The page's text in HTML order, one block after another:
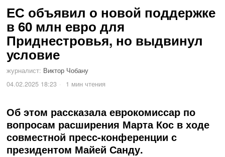
ЕС объявил о новой поддержке
в 60 млн евро для
Приднестровья, но выдвинул
условие
журналист: Виктор Чобану
04.02.2025 18:23
1 мин чтения
Об этом рассказала еврокомиссар по
вопросам расширения Марта Кос в ходе
совместной пресс-конференции с
президентом Майей Санду.